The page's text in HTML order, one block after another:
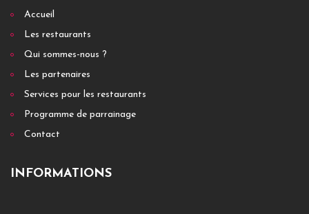
Accueil
Les restaurants
Qui sommes-nous ?
Les partenaires
Services pour les restaurants
Programme de parrainage
Contact
INFORMATIONS